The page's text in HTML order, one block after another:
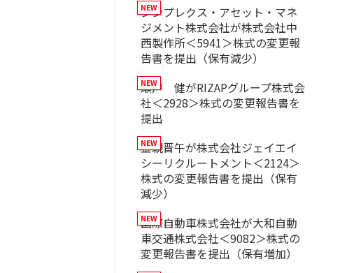
シンプレクス・アセット・マネ
ジメント株式会社が株式会社中
西製作所＜5941＞株式の変更報
告書を提出（保有減少）
瀬戸 健がRIZAPグループ株式会
社＜2928＞株式の変更報告書を
提出
金親晋午が株式会社ジェイエイ
シーリクルートメント＜2124＞
株式の変更報告書を提出（保有
減少）
国際自動車株式会社が大和自動
車交通株式会社＜9082＞株式の
変更報告書を提出（保有増加）